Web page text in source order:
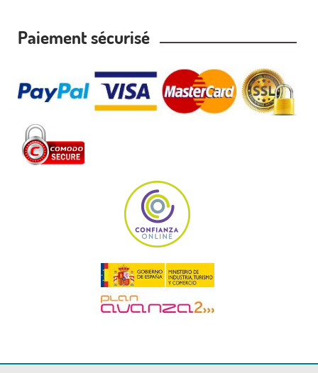
Paiement sécurisé